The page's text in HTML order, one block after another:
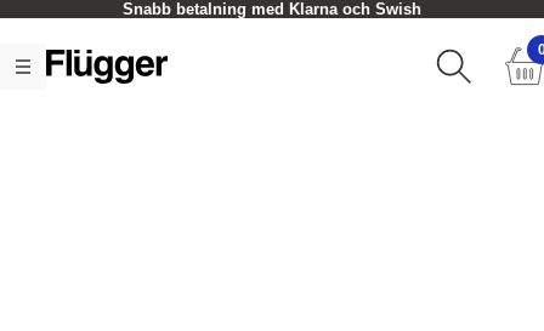
Snabb betalning med Klarna och Swish